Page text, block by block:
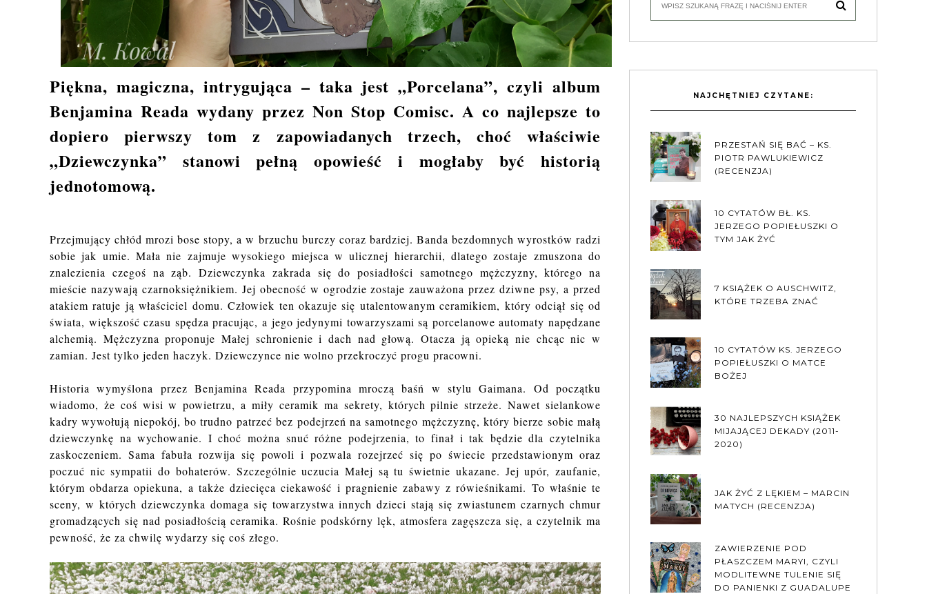
Piękna, magiczna, intrygująca – taka jest „Porcelana”, czyli album
Benjamina Reada wydany przez Non Stop Comisc. A co najlepsze to
dopiero pierwszy tom z zapowiadanych trzech, choć właściwie
„Dziewczynka” stanowi pełną opowieść i mogłaby być historią
jednotomową.
Przejmujący chłód mrozi bose stopy, a w brzuchu burczy coraz bardziej. Banda bezdomnych wyrostków radzi
sobie jak umie. Mała nie zajmuje wysokiego miejsca w ulicznej hierarchii, dlatego zostaje zmuszona do
znalezienia czegoś na ząb. Dziewczynka zakrada się do posiadłości samotnego mężczyzny, którego na
mieście nazywają czarnoksiężnikiem. Jej obecność w ogrodzie zostaje zauważona przez dziwne psy, a przed
atakiem ratuje ją właściciel domu. Człowiek ten okazuje się utalentowanym ceramikiem, który odciął się od
świata, większość czasu spędza pracując, a jego jedynymi towarzyszami są porcelanowe automaty napędzane
alchemią. Mężczyzna proponuje Małej schronienie i dach nad głową. Otacza ją opieką nie chcąc nic w
zamian. Jest tylko jeden haczyk. Dziewczynce nie wolno przekroczyć progu pracowni.
Historia wymyślona przez Benjamina Reada przypomina mroczą baśń w stylu Gaimana. Od początku
wiadomo, że coś wisi w powietrzu, a miły ceramik ma sekrety, których pilnie strzeże. Nawet sielankowe
kadry wywołują niepokój, bo trudno patrzeć bez podejrzeń na samotnego mężczyznę, który bierze sobie małą
dziewczynkę na wychowanie. I choć można snuć różne podejrzenia, to finał i tak będzie dla czytelnika
zaskoczeniem. Sama fabuła rozwija się powoli i pozwala rozejrzeć się po świecie przedstawionym oraz
poczuć nic sympatii do bohaterów. Szczególnie uczucia Małej są tu świetnie ukazane. Jej upór, zaufanie,
którym obdarza opiekuna, a także dziecięca ciekawość i pragnienie zabawy z rówieśnikami. To właśnie te
sceny, w których dziewczynka domaga się towarzystwa innych dzieci stają się zwiastunem czarnych chmur
gromadzących się nad posiadłością ceramika. Rośnie podskórny lęk, atmosfera zagęszcza się, a czytelnik ma
pewność, że za chwilę wydarzy się coś złego.
NAJCHĘTNIEJ CZYTANE:
PRZESTAŃ SIĘ BAĆ – KS.
PIOTR PAWLUKIEWICZ
(RECENZJA)
10 CYTATÓW BŁ. KS.
JERZEGO POPIEŁUSZKI O
TYM JAK ŻYĆ
7 KSIĄŻEK O AUSCHWITZ,
KTÓRE TRZEBA ZNAĆ
10 CYTATÓW KS. JERZEGO
POPIEŁUSZKI O MATCE
BOŻEJ
30 NAJLEPSZYCH KSIĄŻEK
MIJAJĄCEJ DEKADY (2011-
2020)
JAK ŻYĆ Z LĘKIEM – MARCIN
MATYCH (RECENZJA)
ZAWIERZENIE POD
PŁASZCZEM MARYI, CZYLI
MODLITEWNE TULENIE SIĘ
DO PANIENKI Z GUADALUPE